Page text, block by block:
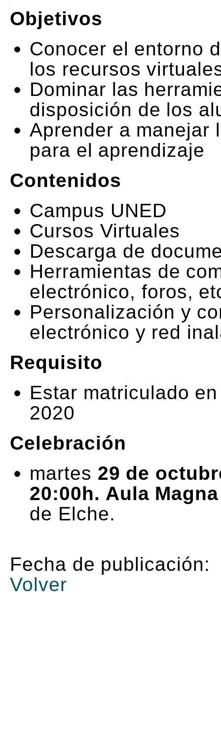
Objetivos
Conocer el entorno
los recursos
Dominar las
disposición de los
Aprender a manejar
para el aprendizaje
Contenidos
Campus UNED
Cursos Virtuales
Descarga de
Herramientas de
electrónico, foros,
Personalización y
electrónico y red
Requisito
Estar matriculado
2020
Celebración
martes 29 de
20:00h. Aula Magna
de Elche.
Fecha de publicación:
Volver